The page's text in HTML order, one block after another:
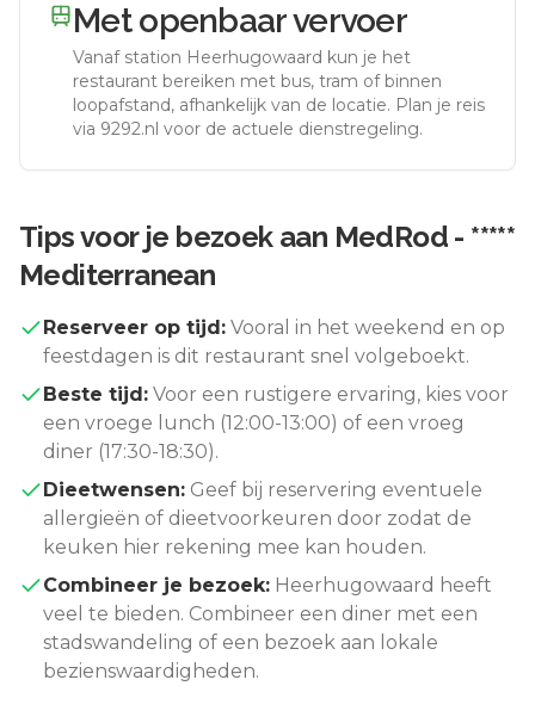
Met openbaar vervoer
Vanaf station Heerhugowaard kun je het
restaurant bereiken met bus, tram of binnen
loopafstand, afhankelijk van de locatie. Plan je reis
via 9292.nl voor de actuele dienstregeling.
Tips voor je bezoek aan MedRod - *****
Mediterranean
Reserveer op tijd: Vooral in het weekend en op
feestdagen is dit restaurant snel volgeboekt.
Beste tijd: Voor een rustigere ervaring, kies voor
een vroege lunch (12:00-13:00) of een vroeg
diner (17:30-18:30).
Dieetwensen: Geef bij reservering eventuele
allergieën of dieetvoorkeuren door zodat de
keuken hier rekening mee kan houden.
Combineer je bezoek: Heerhugowaard heeft
veel te bieden. Combineer een diner met een
stadswandeling of een bezoek aan lokale
bezienswaardigheden.